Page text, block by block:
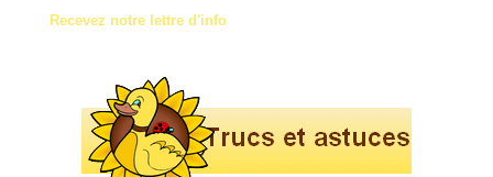
Recevez notre lettre d'info